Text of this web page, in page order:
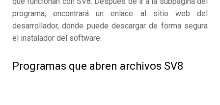
programa, encontrará un enlace al sitio web del
desarrollador, donde puede descargar de forma segura
el instalador del software.
Programas que abren archivos SV8